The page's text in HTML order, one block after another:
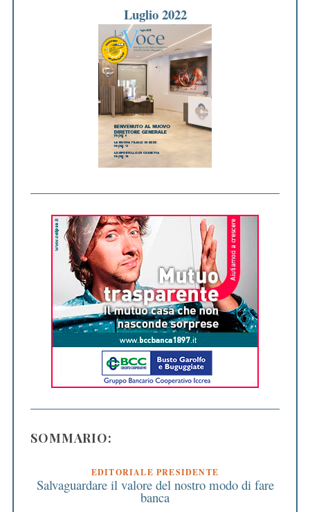
Luglio 2022
SOMMARIO:
EDITORIALE PRESIDENTE
Salvaguardare il valore del nostro modo di fare
banca